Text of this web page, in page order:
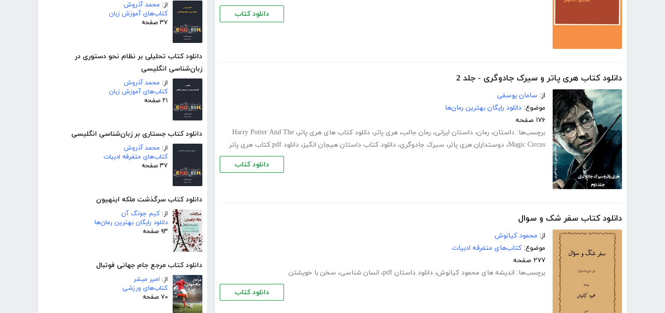
از: محمد آذروش
کتاب‌های آموزش زبان
۳۷ صفحه
دانلود کتاب تحلیلی بر نظام نحو دستوری در
زبان‌شناسی انگلیسی
از: محمد آذروش
کتاب‌های آموزش زبان
۲۱ صفحه
دانلود کتاب جستاری بر زبان‌شناسی انگلیسی
از: محمد آذروش
کتاب‌های متفرقه ادبیات
۳۷ صفحه
دانلود کتاب سرگذشت ملکه اینهیون
از: کیم جونگ آن
دانلود رایگان بهترین رمان‌ها
۹۳ صفحه
دانلود کتاب مرجع جام جهانی فوتبال
از: امیر مبشر
کتاب‌های ورزشی
۷۰ صفحه
دانلود کتاب
دانلود کتاب هری پاتر و سیرک جادوگری - جلد 2
از: سامان یوسفی
موضوع: دانلود رایگان بهترین رمان‌ها
۱۷۶ صفحه
برچسب‌ها: داستان، رمان، داستان ایرانی، رمان جالب، هری پاتر، دانلود کتاب های هری پاتر، Harry Potter And The
Magic Circus، دوستداران هری پاتر، سیرک جادوگری، دانلود کتاب داستان هیجان انگیز، دانلود pdf کتاب هری پاتر
دانلود کتاب
دانلود کتاب سفر شک و سوال
از: محمود کیانوش
موضوع: کتاب‌های متفرقه ادبیات
۲۷۷ صفحه
برچسب‌ها: اندیشه های محمود کیانوش، دانلود داستان pdf ، انسان شناسی، سخن با خویشتن
دانلود کتاب